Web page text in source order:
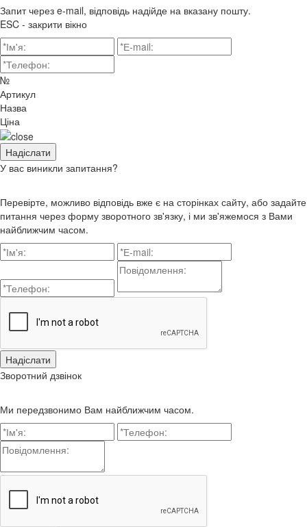
Запит через e-mail, відповідь надійде на вказану пошту.
ESC - закрити вікно
№
Артикул
Назва
Ціна
У вас виникли запитання?
Перевірте, можливо відповідь вже є на сторінках сайту, або задайте
питання через форму зворотного зв'язку, і ми зв'яжемося з Вами
найближчим часом.
Зворотний дзвінок
Ми передзвонимо Вам найближчим часом.